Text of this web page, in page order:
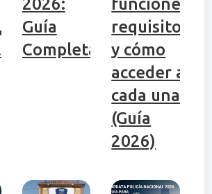
2026:
Guía
Completa
funciones,
requisitos
y cómo
acceder a
cada una
(Guía
2026)